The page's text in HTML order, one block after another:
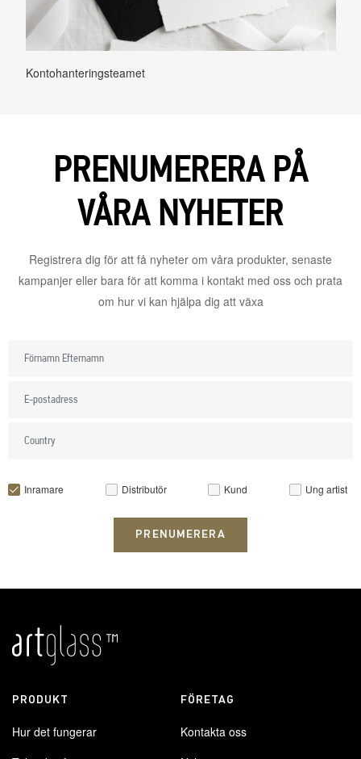
Kontohanteringsteamet
PRENUMERERA PÅ
VÅRA NYHETER
Registrera dig för att få nyheter om våra produkter, senaste
kampanjer eller bara för att komma i kontakt med oss och prata
om hur vi kan hjälpa dig att växa
Inramare Distributör Kund Ung artist
PRENUMERERA
PRODUKT
Hur det fungerar
FÖRETAG
Kontakta oss